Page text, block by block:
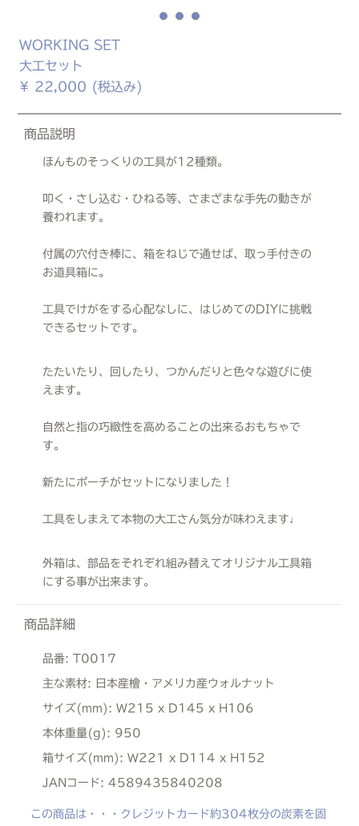
WORKING SET
大工セット
¥ 22,000 (税込み)
商品説明
ほんものそっくりの工具が12種類。
叩く・さし込む・ひねる等、さまざまな手先の動きが
養われます。
付属の穴付き棒に、箱をねじで通せば、取っ手付きの
お道具箱に。
工具でけがをする心配なしに、はじめてのDIYに挑戦
できるセットです。
たたいたり、回したり、つかんだりと色々な遊びに使
えます。
自然と指の巧緻性を高めることの出来るおもちゃで
す。
新たにポーチがセットになりました！
工具をしまえて本物の大工さん気分が味わえます♩
外箱は、部品をそれぞれ組み替えてオリジナル工具箱
にする事が出来ます。
商品詳細
品番: T0017
主な素材: 日本産檜・アメリカ産ウォルナット
サイズ(mm): W215 x D145 x H106
本体重量(g): 950
箱サイズ(mm): W221 x D114 x H152
JANコード: 4589435840208
この商品は・・・クレジットカード約304枚分の炭素を固